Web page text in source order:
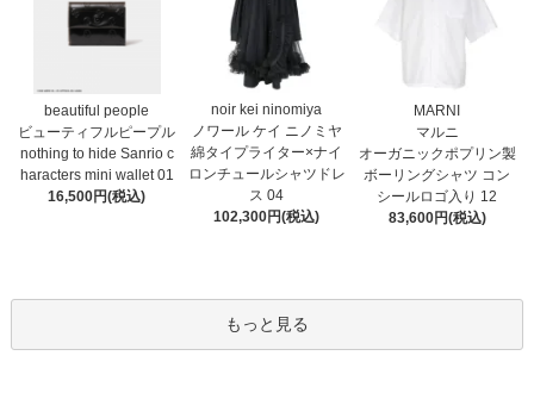
beautiful people
ビューティフルピープル
nothing to hide Sanrio c
haracters mini wallet⁠ 01
16,500円(税込)
noir kei ninomiya
ノワール ケイ ニノミヤ
綿タイプライター×ナイ
ロンチュールシャツドレ
ス 04
102,300円(税込)
MARNI
マルニ
オーガニックポプリン製
ボーリングシャツ コン
シールロゴ入り 12
83,600円(税込)
もっと見る